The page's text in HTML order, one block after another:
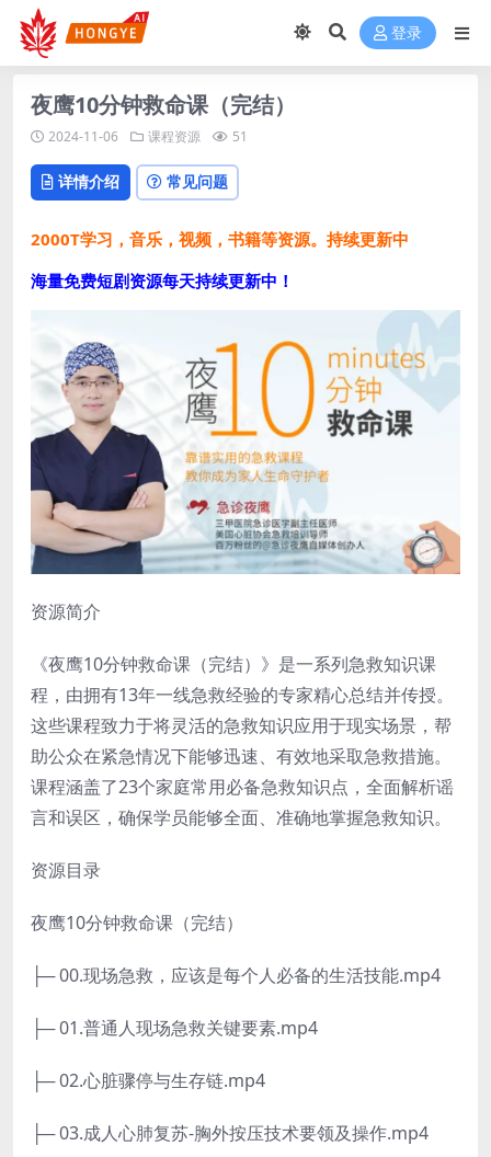
登录
夜鹰10分钟救命课（完结）
2024-11-06 课程资源 51
详情介绍 常见问题
2000T学习，音乐，视频，书籍等资源。持续更新中
海量免费短剧资源每天持续更新中！
资源简介
《夜鹰10分钟救命课（完结）》是一系列急救知识课
程，由拥有13年一线急救经验的专家精心总结并传授。
这些课程致力于将灵活的急救知识应用于现实场景，帮
助公众在紧急情况下能够迅速、有效地采取急救措施。
课程涵盖了23个家庭常用必备急救知识点，全面解析谣
言和误区，确保学员能够全面、准确地掌握急救知识。
资源目录
夜鹰10分钟救命课（完结）
├─ 00.现场急救，应该是每个人必备的生活技能.mp4
├─ 01.普通人现场急救关键要素.mp4
├─ 02.心脏骤停与生存链.mp4
├─ 03.成人心肺复苏-胸外按压技术要领及操作.mp4